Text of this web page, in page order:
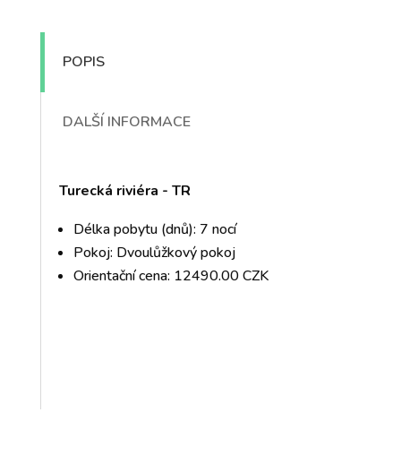
POPIS
DALŠÍ INFORMACE
Turecká riviéra - TR
Délka pobytu (dnů): 7 nocí
Pokoj: Dvoulůžkový pokoj
Orientační cena: 12490.00 CZK